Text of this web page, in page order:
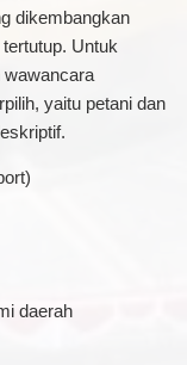
dikembangkan
Untuk
wawancara
yaitu petani dan
daerah